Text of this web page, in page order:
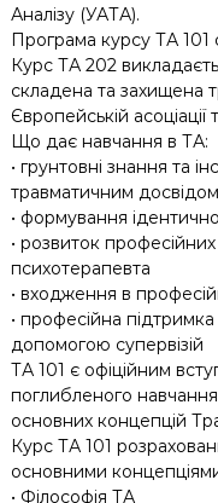
Аналізу (УАТА).
Програма курсу ТА
Курс ТА 202
складена та
Європейській
Що дає навчання в ТА:
• грунтовні знання та
травматичним досвідом
• формування
• розвиток
психотерапевта
• входження в
• професійна
допомогою супервізій
ТА 101 є офіційним
поглибленого
основних концепцій
Курс ТА 101
основними
• Філософія ТА